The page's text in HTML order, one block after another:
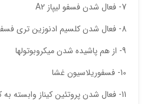
7- فعال شدن فسفو ليپاز A2
8- فعال شدن كلسيم ادنوزين تري فسفاتاز
9- از هم پاشيده شدن ميكروبوتولها
10- فسفوريلاسيون غشا
11- فعال شدن پروتئين كيناز وابسته به كلسيم